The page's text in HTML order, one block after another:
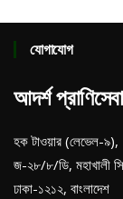
যোগাযোগ
আদর্শ
হক টাওয়ার (লেভেল-৯),
জ-২৮/৮/ডি, মহাখালী
ঢাকা-১২১২, বাংলাদেশ